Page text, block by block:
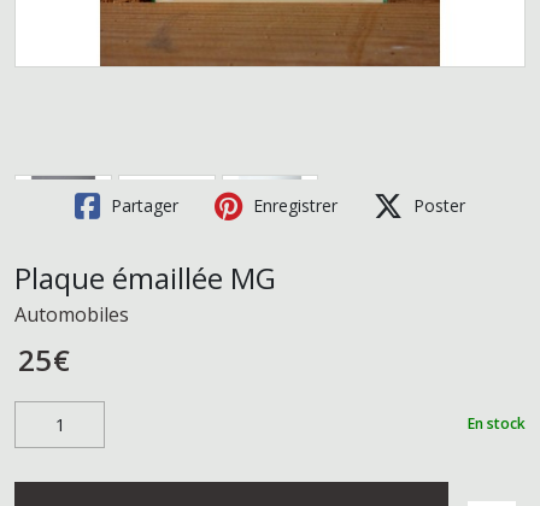
Partager Enregistrer Poster
Plaque émaillée MG
Automobiles
25€
En stock